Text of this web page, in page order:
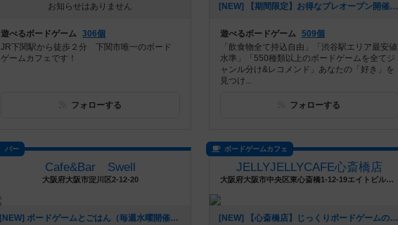
お知らせはありません
遊べるボードゲーム 306個
JR下関駅から徒歩２分 下関市唯一のボード
ゲームカフェです！
フォローする
[NEW] 【期間限定】お得なプレオープン開催中（2024年09月19日 07時32分）
遊べるボードゲーム 509個
「飲食物全て持込自由」「渋谷駅エリア最安値
水準」「550種類以上のボードゲームを全てジ
ャンル分け&レコメンド」あなたの「好き」を
見つけ...
フォローする
バー
Cafe&Bar Swell
大阪府大阪市淀川区2-12-20
[NEW] ボードゲームとごはん（毎週水曜開催）（2024年09月02日 15時30分）
ボードゲームカフェ
JELLYJELLYCAFE心斎橋店
大阪府大阪市中央区東心斎橋1-12-19エイトビルヂング5F
[NEW] 【心斎橋店】じっくりボードゲームの世界に浸かってみよう！平日重ゲー会【テラフォーミング・マーズ】（2024年08月28日 13時22分）